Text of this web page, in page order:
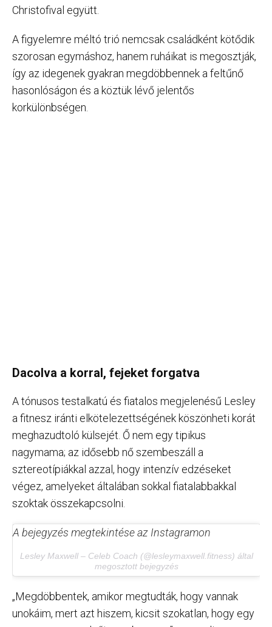
Christofival együtt.
A figyelemre méltó trió nemcsak családként kötődik
szorosan egymáshoz, hanem ruháikat is megosztják,
így az idegenek gyakran megdöbbennek a feltűnő
hasonlóságon és a köztük lévő jelentős
korkülönbségen.
Dacolva a korral, fejeket forgatva
A tónusos testalkatú és fiatalos megjelenésű Lesley
a fitnesz iránti elkötelezettségének köszönheti korát
meghazudtoló külsejét. Ő nem egy tipikus
nagymama; az idősebb nő szembeszáll a
sztereotípiákkal azzal, hogy intenzív edzéseket
végez, amelyeket általában sokkal fiatalabbakkal
szoktak összekapcsolni.
A bejegyzés megtekintése az Instagramon
Lesley Maxwell – Celeb Coach (@lesleymaxwell.fitness) által
megosztott bejegyzés
„Megdöbbentek, amikor megtudták, hogy vannak
unokáim, mert azt hiszem, kicsit szokatlan, hogy egy